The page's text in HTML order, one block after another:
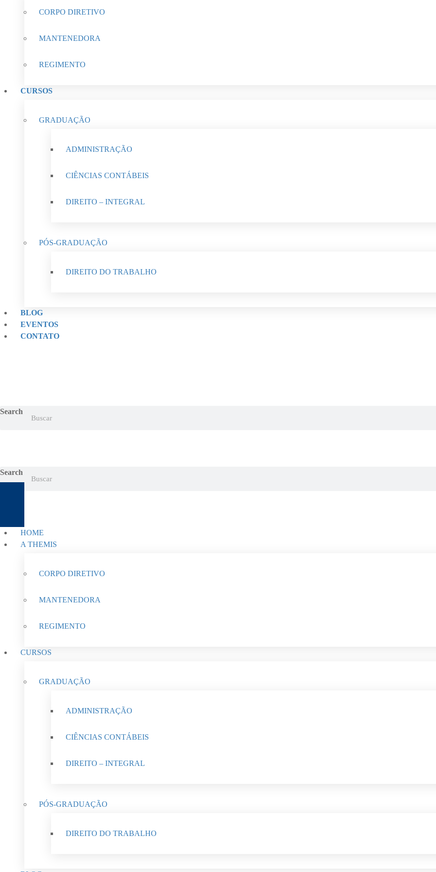
CORPO DIRETIVO
MANTENEDORA
REGIMENTO
CURSOS
GRADUAÇÃO
ADMINISTRAÇÃO
CIÊNCIAS CONTÁBEIS
DIREITO – INTEGRAL
PÓS-GRADUAÇÃO
DIREITO DO TRABALHO
BLOG
EVENTOS
CONTATO
Search
Search
HOME
A THEMIS
CORPO DIRETIVO
MANTENEDORA
REGIMENTO
CURSOS
GRADUAÇÃO
ADMINISTRAÇÃO
CIÊNCIAS CONTÁBEIS
DIREITO – INTEGRAL
PÓS-GRADUAÇÃO
DIREITO DO TRABALHO